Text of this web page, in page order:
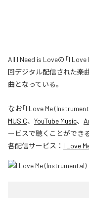
All I Need is Loveの「I
回デジタル配信された楽
曲となっている。
なお「I Love Me
MUSIC、 YouTube Music、
ービスで聴くことができる
各配信サービス： I Love